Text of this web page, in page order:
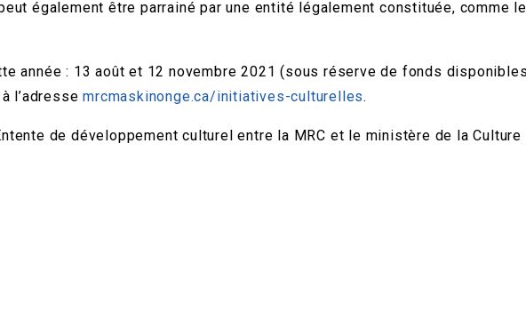
également être parrainé par une entité légalement constituée, comme
année : 13 août et 12 novembre 2021 (sous réserve de fonds
l’adressemrcmaskinonge.ca/initiatives-culturelles.
de développement culturel entre la MRC et le ministère de la